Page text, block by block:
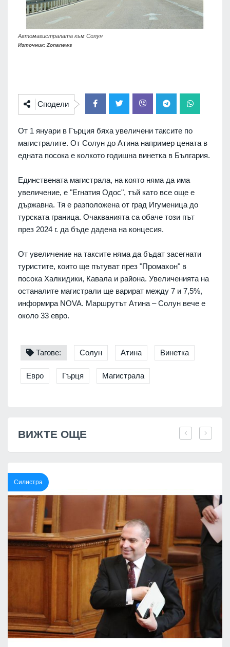
Автомагистралата към Солун
Източник: Zonanews
Сподели
От 1 януари в Гърция бяха увеличени таксите по
магистралите. От Солун до Атина например цената в
едната посока е колкото годишна винетка в България.
Единствената магистрала, на която няма да има
увеличение, е "Егнатия Одос", тъй като все още е
държавна. Тя е разположена от град Игуменица до
турската граница. Очакванията са обаче този път
през 2024 г. да бъде дадена на концесия.
От увеличение на таксите няма да бъдат засегнати
туристите, които ще пътуват през "Промахон" в
посока Халкидики, Кавала и района. Увеличенията на
останалите магистрали ще варират между 7 и 7,5%,
информира NOVA. Маршрутът Атина – Солун вече е
около 33 евро.
Тагове: Солун Атина Винетка
Евро Гърця Магистрала
ВИЖТЕ ОЩЕ
Силистра